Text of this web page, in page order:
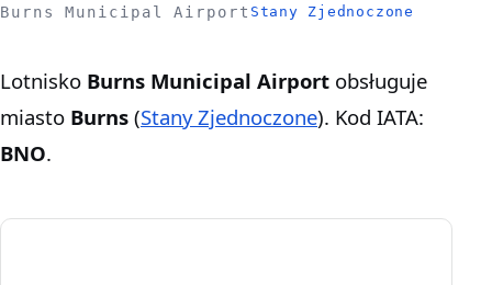
Burns Municipal Airport Stany Zjednoczone
Lotnisko Burns Municipal Airport obsługuje
miasto Burns (Stany Zjednoczone). Kod IATA:
BNO.